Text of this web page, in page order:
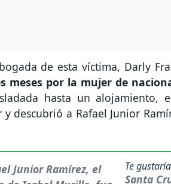
de esta víctima, Darly
meses por la mujer de
hasta un alojamiento,
descubrió a Rafael Junior
Te
Santa